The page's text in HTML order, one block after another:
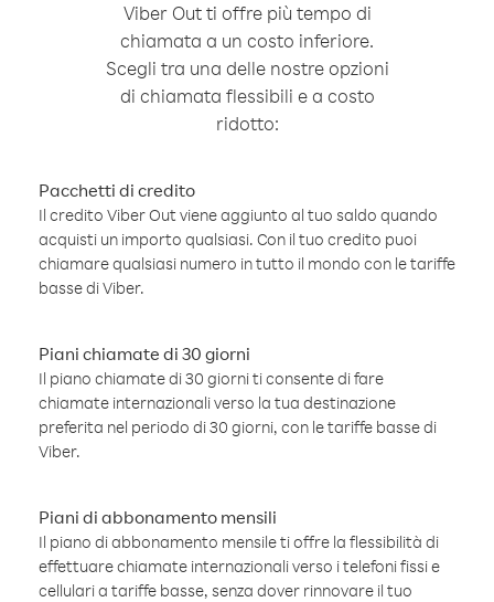
Viber Out ti offre più tempo di
chiamata a un costo inferiore.
Scegli tra una delle nostre opzioni
di chiamata flessibili e a costo
ridotto:
Pacchetti di credito
Il credito Viber Out viene aggiunto al tuo saldo quando
acquisti un importo qualsiasi. Con il tuo credito puoi
chiamare qualsiasi numero in tutto il mondo con le tariffe
basse di Viber.
Piani chiamate di 30 giorni
Il piano chiamate di 30 giorni ti consente di fare
chiamate internazionali verso la tua destinazione
preferita nel periodo di 30 giorni, con le tariffe basse di
Viber.
Piani di abbonamento mensili
Il piano di abbonamento mensile ti offre la flessibilità di
effettuare chiamate internazionali verso i telefoni fissi e
cellulari a tariffe basse, senza dover rinnovare il tuo